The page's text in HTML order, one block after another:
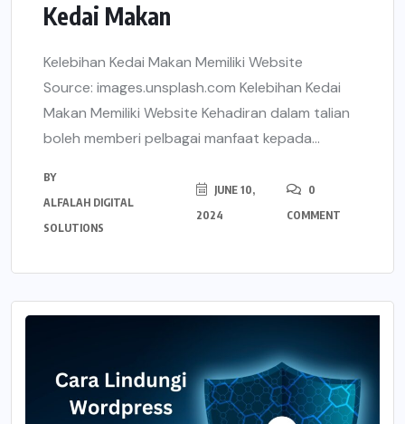
Kedai Makan
Kelebihan Kedai Makan Memiliki Website
Source: images.unsplash.com Kelebihan Kedai
Makan Memiliki Website Kehadiran dalam talian
boleh memberi pelbagai manfaat kepada...
BY
ALFALAH DIGITAL
SOLUTIONS
JUNE 10,
2024
0
COMMENT